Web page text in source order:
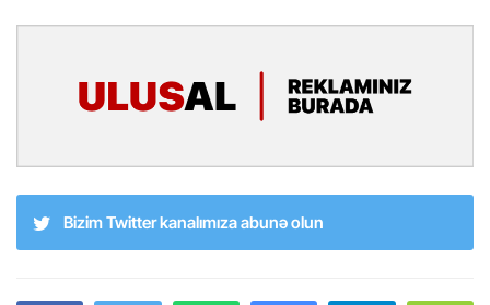
Bizim Twitter kanalımıza abunə olun